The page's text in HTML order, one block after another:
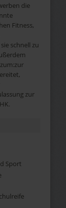
die
Fitness,
schnell zu
zur
Sport